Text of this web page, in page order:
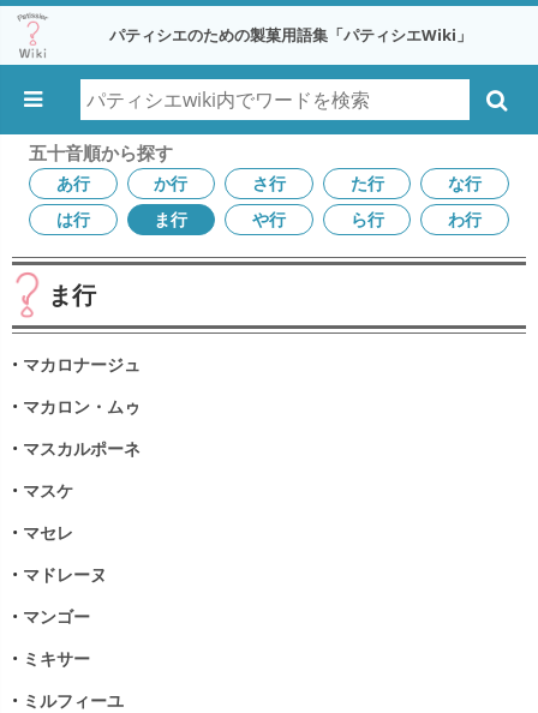
パティシエのための製菓用語集「パティシエWiki」
五十音順から探す
あ行 か行 さ行 た行
な行
は行
ま行 や行 ら行 わ行
ま行
• マカロナージュ
• マカロン・ムゥ
• マスカルポーネ
• マスケ
• マセレ
• マドレーヌ
• マンゴー
• ミキサー
• ミルフィーユ